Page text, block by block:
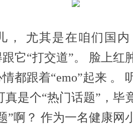
， 尤其是在咱们国
它“打交道”。 脸上红
都跟着“emo”起来 。
真是个“热门话题”，毕
”啊？ 作为一名健康网